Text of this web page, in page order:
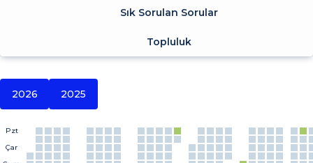
Sık Sorulan Sorular
Topluluk
2026 2025
Pzt
Çar